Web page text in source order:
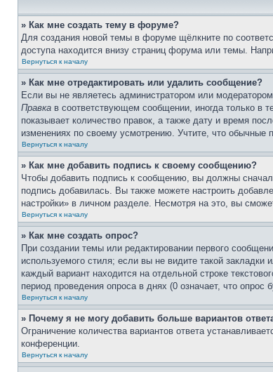
» Как мне создать тему в форуме?
Для создания новой темы в форуме щёлкните по
доступа находится внизу страниц форума или темы.
Вернуться к началу
» Как мне отредактировать или удалить сообщение?
Если вы не являетесь администратором или
Правка в соответствующем сообщении, иногда только в
показывает количество правок, а также дату и время
изменениях по своему усмотрению. Учтите, что обычные
Вернуться к началу
» Как мне добавить подпись к своему сообщению?
Чтобы добавить подпись к сообщению, вы должны
подпись добавилась. Вы также можете настроить
настройки» в личном разделе. Несмотря на это, вы
Вернуться к началу
» Как мне создать опрос?
При создании темы или редактировании первого
используемого стиля; если вы не видите такой
каждый вариант находится на отдельной строке
период проведения опроса в днях (0 означает, что опрос
Вернуться к началу
» Почему я не могу добавить больше вариантов
Ограничение количества вариантов ответа
конференции.
Вернуться к началу